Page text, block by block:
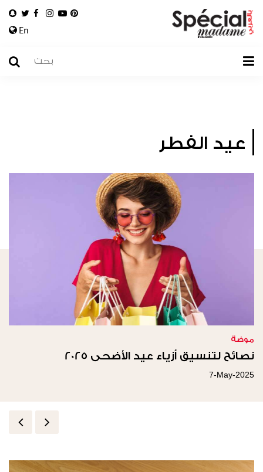
En
عيد الفطر
موضة
نصائح لتنسيق أزياء عيد الأضحى 2025
7-May-2025